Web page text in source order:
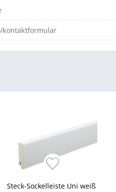
kontaktformular
Steck-Sockelleiste Uni weiß